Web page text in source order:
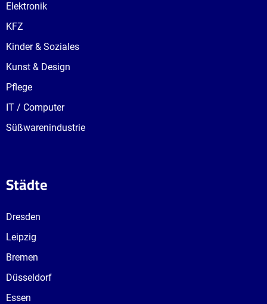
Elektronik
KFZ
Kinder & Soziales
Kunst & Design
Pflege
IT / Computer
Süßwarenindustrie
Städte
Dresden
Leipzig
Bremen
Düsseldorf
Essen